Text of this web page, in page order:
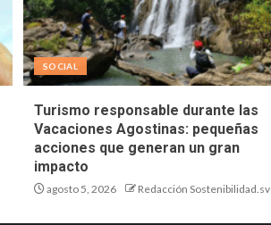
SOCIAL
Turismo responsable durante las
Vacaciones Agostinas: pequeñas
acciones que generan un gran
impacto
agosto 5, 2026 Redacción Sostenibilidad.sv